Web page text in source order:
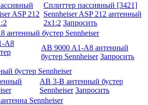
Cплиттер пассивный [3421]
Sennheiser ASP 212 антенный
2х1:2 Запросить
антенный бустер Sennheiser
AB 9000 A1-A8 антенный
бустер Sennheiser Запросить
бустер Sennheiser
AB 3-B антенный бустер
Sennheiser Запросить
Sennheiser